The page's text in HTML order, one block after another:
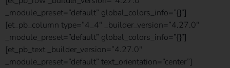
_module_preset=”default” global_colors_info=”{}”]
[et_pb_column type=”4_4″ _builder_version=”4.27.0″
_module_preset=”default” global_colors_info=”{}”]
[et_pb_text _builder_version=”4.27.0″
_module_preset=”default” text_orientation=”center”]